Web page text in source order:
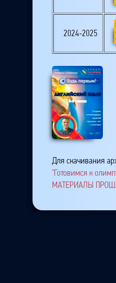
2024-2025
Для скачивания
"Готовимся к
МАТЕРИАЛЫ